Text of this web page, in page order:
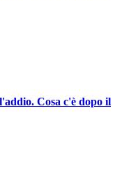
Cosa c'è dopo il